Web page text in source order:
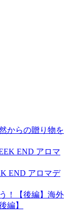
からの贈り物を
END アロマデ
海外
編】